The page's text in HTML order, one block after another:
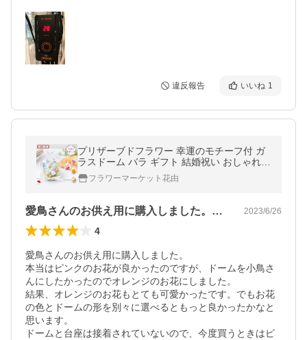
違反報告 いいね 1
プリザーブドフラワー 幸運のモチーフ付 ガ
ラスドーム バラ ギフト 結婚祝い おしゃれ
誕生日 プレゼント 女性 還暦 退職 祝い ブリ
ザードフラワー お中元 夏
フラワーマーケット花由
愛鳥さんのお供え用に購入しました。本当… 2023/6/26
4
愛鳥さんのお供え用に購入しました。
本当はピンクのお花が良かったのですが、ドームを小鳥さ
んにしたかったのでオレンジのお花にしました。
結果、オレンジのお花もとても可愛かったです。でもお花
の色とドームの形を別々に選べるともっと良かったかなと
思います。
ドームと台座は接着されていないので、今度買うときはピ